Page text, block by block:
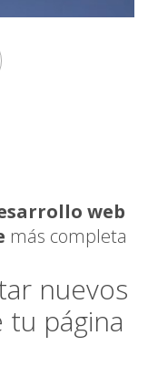
web
más completa
nuevos
tu página